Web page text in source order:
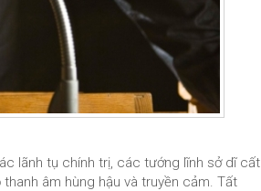
lãnh tụ chính trị, các tướng lĩnh sở dĩ cất
âm hùng hậu và truyền cảm. Tất